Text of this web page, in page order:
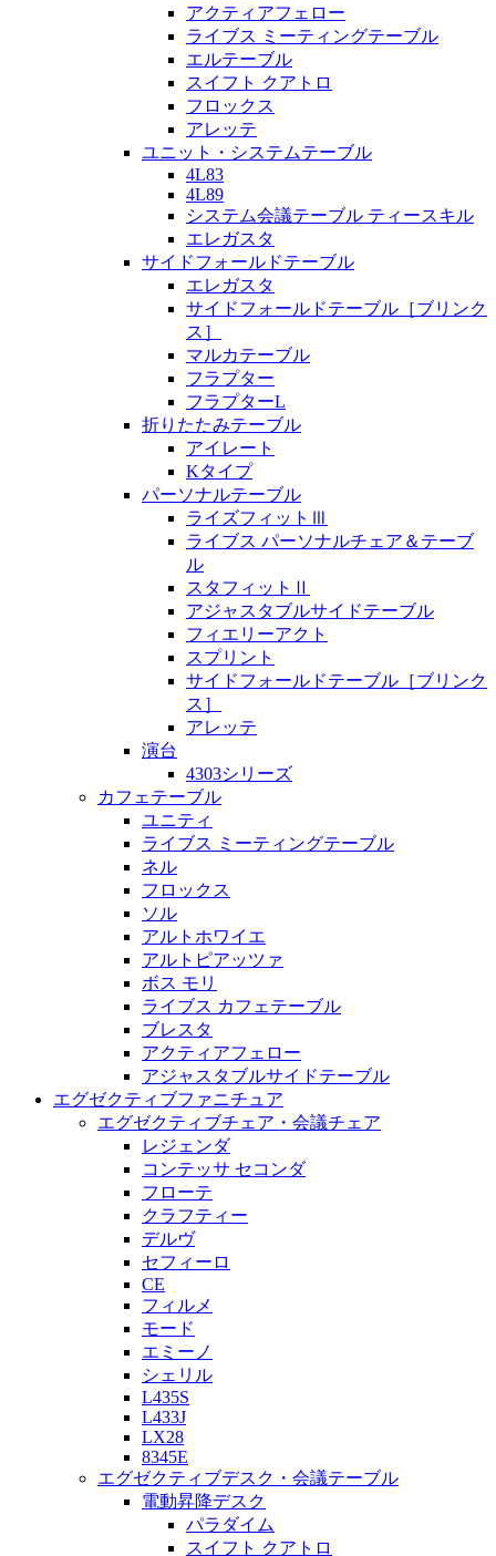
アクティアフェロー
ライブス ミーティングテーブル
エルテーブル
スイフト クアトロ
フロックス
アレッテ
ユニット・システムテーブル
4L83
4L89
システム会議テーブル ティースキル
エレガスタ
サイドフォールドテーブル
エレガスタ
サイドフォールドテーブル［ブリンク
ス］
マルカテーブル
フラプター
フラプターL
折りたたみテーブル
アイレート
Kタイプ
パーソナルテーブル
ライズフィットⅢ
ライブス パーソナルチェア＆テーブ
ル
スタフィットⅡ
アジャスタブルサイドテーブル
フィエリーアクト
スプリント
サイドフォールドテーブル［ブリンク
ス］
アレッテ
演台
4303シリーズ
カフェテーブル
ユニティ
ライブス ミーティングテーブル
ネル
フロックス
ソル
アルトホワイエ
アルトピアッツァ
ボス モリ
ライブス カフェテーブル
ブレスタ
アクティアフェロー
アジャスタブルサイドテーブル
エグゼクティブファニチュア
エグゼクティブチェア・会議チェア
レジェンダ
コンテッサ セコンダ
フローテ
クラフティー
デルヴ
セフィーロ
CE
フィルメ
モード
エミーノ
シェリル
L435S
L433J
LX28
8345E
エグゼクティブデスク・会議テーブル
電動昇降デスク
パラダイム
スイフト クアトロ